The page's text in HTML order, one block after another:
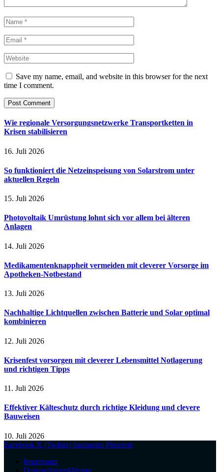
Save my name, email, and website in this browser for the next
time I comment.
Wie regionale Versorgungsnetzwerke Transportketten in
Krisen stabilisieren
16. Juli 2026
So funktioniert die Netzeinspeisung von Solarstrom unter
aktuellen Regeln
15. Juli 2026
Photovoltaik Umrüstung lohnt sich vor allem bei älteren
Anlagen
14. Juli 2026
Medikamentenknappheit vermeiden mit cleverer Vorsorge im
Apotheken-Notbestand
13. Juli 2026
Nachhaltige Lichtquellen zwischen Batterie und Solar optimal
kombinieren
12. Juli 2026
Krisenfest vorsorgen mit cleverer Lebensmittel Notlagerung
und richtigen Tipps
11. Juli 2026
Effektiver Kälteschutz durch richtige Kleidung und clevere
Bauweisen
10. Juli 2026
Facebook X (Twitter) Instagram Pinterest
Impressum
Datenschutzerklärung